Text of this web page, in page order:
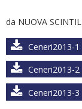
da NUOVA
Ceneri2013-1
Ceneri2013-2
Ceneri2013-3